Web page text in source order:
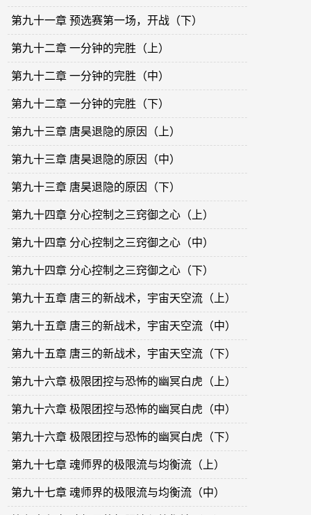
第九十一章 预选赛第一场，开战（下）
第九十二章 一分钟的完胜（上）
第九十二章 一分钟的完胜（中）
第九十二章 一分钟的完胜（下）
第九十三章 唐昊退隐的原因（上）
第九十三章 唐昊退隐的原因（中）
第九十三章 唐昊退隐的原因（下）
第九十四章 分心控制之三窍御之心（上）
第九十四章 分心控制之三窍御之心（中）
第九十四章 分心控制之三窍御之心（下）
第九十五章 唐三的新战术，宇宙天空流（上）
第九十五章 唐三的新战术，宇宙天空流（中）
第九十五章 唐三的新战术，宇宙天空流（下）
第九十六章 极限团控与恐怖的幽冥白虎（上）
第九十六章 极限团控与恐怖的幽冥白虎（中）
第九十六章 极限团控与恐怖的幽冥白虎（下）
第九十七章 魂师界的极限流与均衡流（上）
第九十七章 魂师界的极限流与均衡流（中）